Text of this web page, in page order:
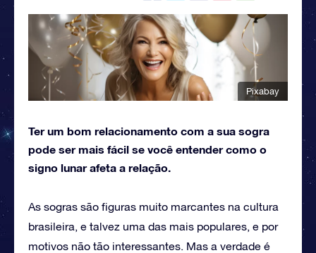
Pixabay
Ter um bom relacionamento com a sua sogra
pode ser mais fácil se você entender como o
signo lunar afeta a relação.
As sogras são figuras muito marcantes na cultura
brasileira, e talvez uma das mais populares, e por
motivos não tão interessantes. Mas a verdade é